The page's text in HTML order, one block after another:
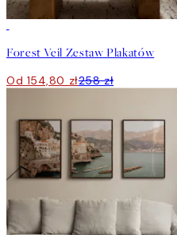
Forest Veil Zestaw Plakatów
Od 154,80 zł258 zł